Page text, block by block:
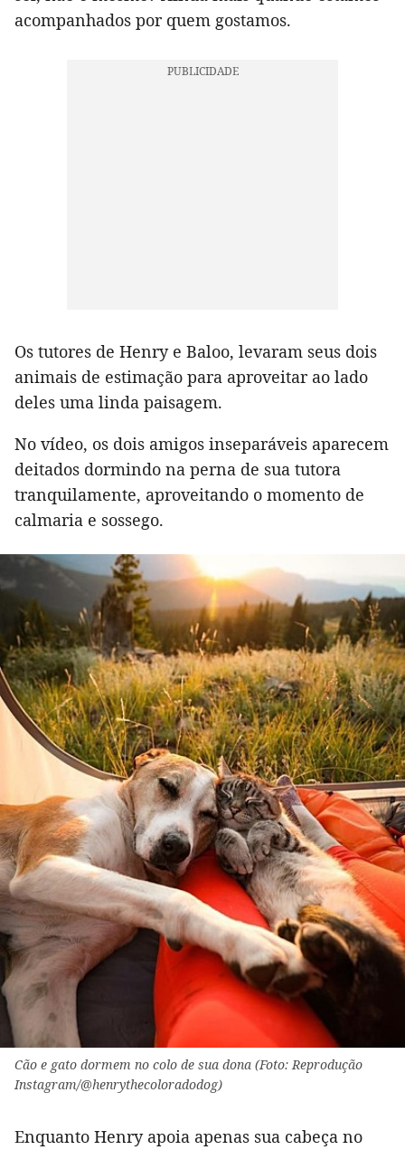
acompanhados por quem gostamos.
Os tutores de Henry e Baloo, levaram seus dois
animais de estimação para aproveitar ao lado
deles uma linda paisagem.
No vídeo, os dois amigos inseparáveis aparecem
deitados dormindo na perna de sua tutora
tranquilamente, aproveitando o momento de
calmaria e sossego.
Cão e gato dormem no colo de sua dona (Foto: Reprodução
Instagram/@henrythecoloradodog)
Enquanto Henry apoia apenas sua cabeça no